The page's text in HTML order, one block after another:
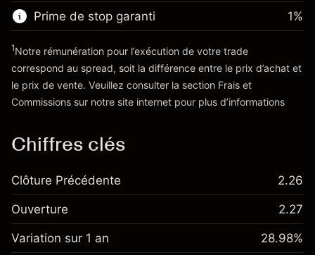
~$20,000.00
Valeur nominale avec effet de levier
Vers la plateforme
Prime de stop garanti
'Tarifs et Frais
1%
1Notre rémunération pour l’exécution de votre trade
correspond au spread, soit la différence entre le prix d’achat et
le prix de vente. Veuillez consulter la section Frais et
Commissions sur notre site internet pour plus d’informations
Chiffres clés
Clôture Précédente 2.26
Ouverture 2.27
Variation sur 1 an 28.98%